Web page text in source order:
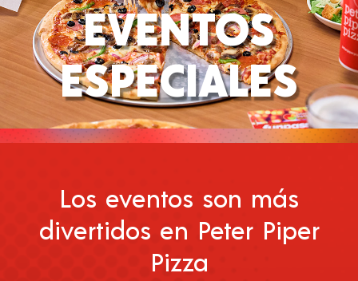
EVENTOS
ESPECIALES
Los eventos son más
divertidos en Peter Piper
Pizza